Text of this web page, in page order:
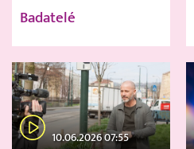
Badatelé
10.06.2026 07:55